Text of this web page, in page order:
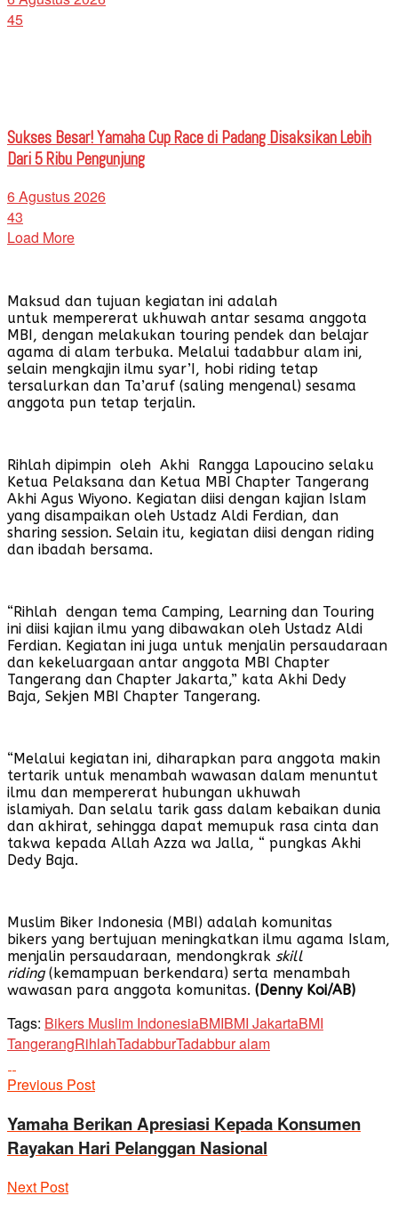
45
Sukses Besar! Yamaha Cup Race di Padang Disaksikan Lebih
Dari 5 Ribu Pengunjung
6 Agustus 2026
43
Load More
Maksud dan tujuan kegiatan ini adalah
untuk mempererat ukhuwah antar sesama anggota
MBI, dengan melakukan touring pendek dan belajar
agama di alam terbuka. Melalui tadabbur alam ini,
selain mengkajin ilmu syar’I, hobi riding tetap
tersalurkan dan Ta’aruf (saling mengenal) sesama
anggota pun tetap terjalin.
Rihlah dipimpin oleh Akhi Rangga Lapoucino selaku
Ketua Pelaksana dan Ketua MBI Chapter Tangerang
Akhi Agus Wiyono. Kegiatan diisi dengan kajian Islam
yang disampaikan oleh Ustadz Aldi Ferdian, dan
sharing session. Selain itu, kegiatan diisi dengan riding
dan ibadah bersama.
“Rihlah dengan tema Camping, Learning dan Touring
ini diisi kajian ilmu yang dibawakan oleh Ustadz Aldi
Ferdian. Kegiatan ini juga untuk menjalin persaudaraan
dan kekeluargaan antar anggota MBI Chapter
Tangerang dan Chapter Jakarta,” kata Akhi Dedy
Baja, Sekjen MBI Chapter Tangerang.
“Melalui kegiatan ini, diharapkan para anggota makin
tertarik untuk menambah wawasan dalam menuntut
ilmu dan mempererat hubungan ukhuwah
islamiyah. Dan selalu tarik gass dalam kebaikan dunia
dan akhirat, sehingga dapat memupuk rasa cinta dan
takwa kepada Allah Azza wa Jalla, “ pungkas Akhi
Dedy Baja.
Muslim Biker Indonesia (MBI) adalah komunitas
bikers yang bertujuan meningkatkan ilmu agama Islam,
menjalin persaudaraan, mendongkrak skill
riding(kemampuan berkendara) serta menambah
wawasan para anggota komunitas. (Denny Koi/AB)
Tags: Bikers Muslim IndonesiaBMIBMI JakartaBMI
TangerangRihlahTadabburTadabbur alam
Previous Post
Yamaha Berikan Apresiasi Kepada Konsumen
Rayakan Hari Pelanggan Nasional
Next Post